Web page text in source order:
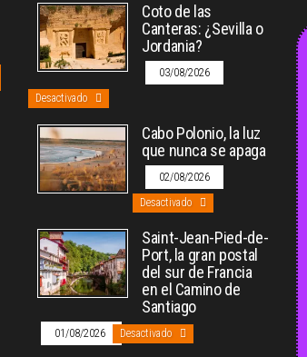
Coto de las
Canteras: ¿Sevilla o
Jordania?
03/08/2026
Desactivado
Cabo Polonio, la luz
que nunca se apaga
02/08/2026
Desactivado
Saint-Jean-Pied-de-
Port, la gran postal
del sur de Francia
en el Camino de
Santiago
01/08/2026 Desactivado